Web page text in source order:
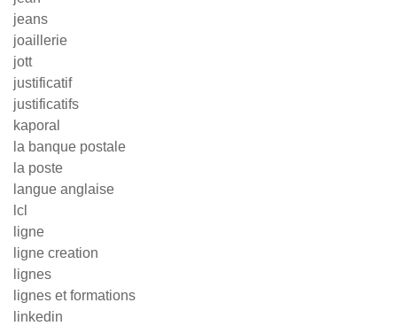
jeans
joaillerie
jott
justificatif
justificatifs
kaporal
la banque postale
la poste
langue anglaise
lcl
ligne
ligne creation
lignes
lignes et formations
linkedin